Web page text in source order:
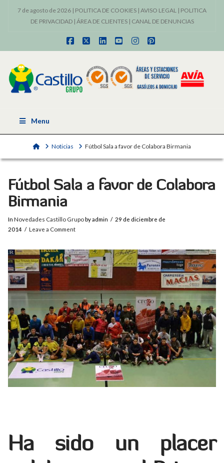
7 de agosto de 2026 | POLITICA DE COOKIES | AVISO LEGAL | POLITICA
DE PRIVACIDAD| ÁREA DE CLIENTES| CANAL DE DENUNCIAS
Facebook
X LinkedInYouTubeInstagram
Pinterest
Menu
HomeNoticias Fútbol Sala a favor de Colabora Birmania
Fútbol Sala a favor de Colabora
Birmania
In Novedades Castillo Grupoby admin
29 de diciembre de
2014
Leave a Comment
Ha sido un placer